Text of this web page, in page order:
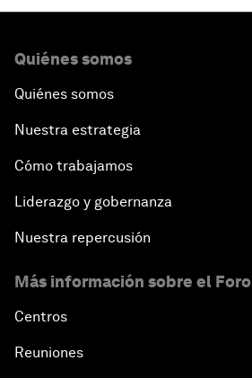
Quiénes somos
Quiénes somos
Nuestra estrategia
Cómo trabajamos
Liderazgo y gobernanza
Nuestra repercusión
Más información sobre el Foro
Centros
Reuniones